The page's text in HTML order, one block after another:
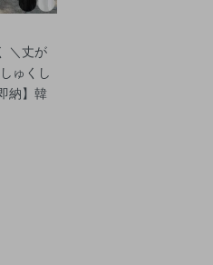
＼丈が
ゅくし
納】韓